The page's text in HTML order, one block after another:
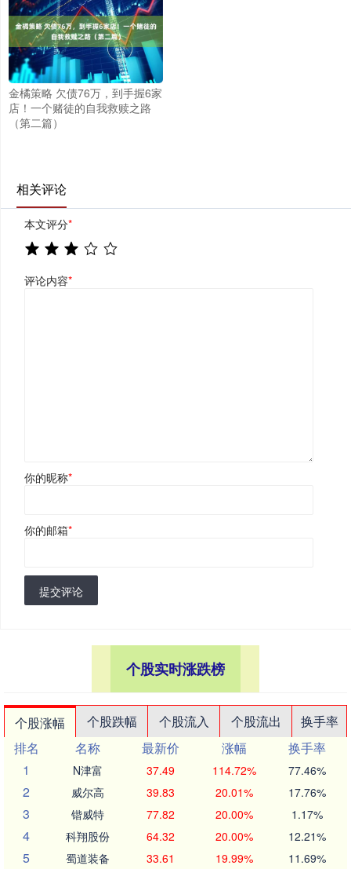
金橘策略 欠债76万，到手握6家
店！一个赌徒的自我救赎之路
（第二篇）
相关评论
本文评分*
评论内容*
你的昵称*
你的邮箱*
提交评论
个股实时涨跌榜
个股涨幅 个股跌幅 个股流入 个股流出
换手率
排名
名称 最新价 涨幅
换手率
1
N津富 37.49 114.72% 77.46%
2 威尔高 39.83 20.01% 17.76%
3 锴威特 77.82 20.00% 1.17%
4 科翔股份 64.32 20.00% 12.21%
5 蜀道装备 33.61 19.99% 11.69%